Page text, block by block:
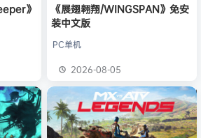
》
《展翅翱翔/WINGSPAN》免安
装中文版
PC单机
2026-08-05